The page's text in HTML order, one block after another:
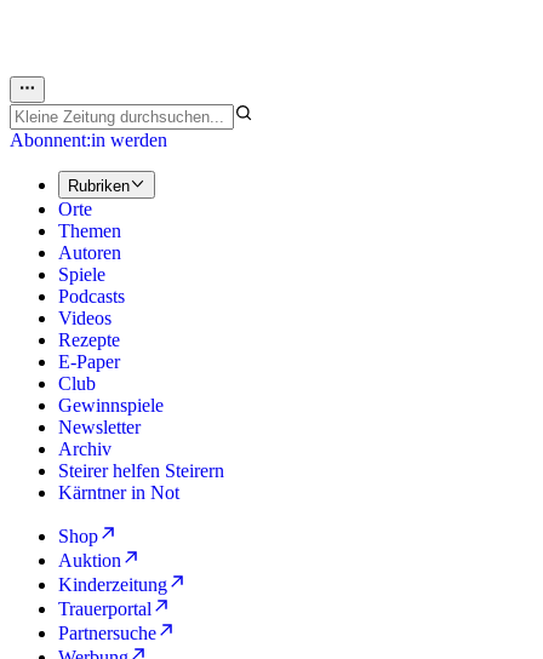
Abonnent:in werden
Rubriken
Orte
Themen
Autoren
Spiele
Podcasts
Videos
Rezepte
E-Paper
Club
Gewinnspiele
Newsletter
Archiv
Steirer helfen Steirern
Kärntner in Not
Shop
Auktion
Kinderzeitung
Trauerportal
Partnersuche